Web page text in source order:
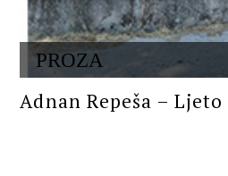
PROZA
Adnan Repeša –